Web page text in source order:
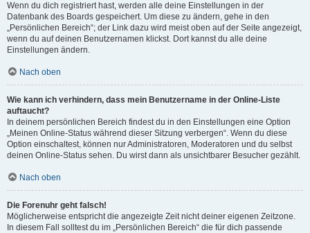
Wenn du dich registriert hast, werden alle deine Einstellungen in der
Datenbank des Boards gespeichert. Um diese zu ändern, gehe in den
„Persönlichen Bereich“; der Link dazu wird meist oben auf der Seite angezeigt,
wenn du auf deinen Benutzernamen klickst. Dort kannst du alle deine
Einstellungen ändern.
Nach oben
Wie kann ich verhindern, dass mein Benutzername in der Online-Liste
auftaucht?
In deinem persönlichen Bereich findest du in den Einstellungen eine Option
„Meinen Online-Status während dieser Sitzung verbergen“. Wenn du diese
Option einschaltest, können nur Administratoren, Moderatoren und du selbst
deinen Online-Status sehen. Du wirst dann als unsichtbarer Besucher gezählt.
Nach oben
Die Forenuhr geht falsch!
Möglicherweise entspricht die angezeigte Zeit nicht deiner eigenen Zeitzone.
In diesem Fall solltest du im „Persönlichen Bereich“ die für dich passende